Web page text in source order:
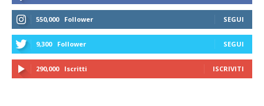
550,000 Follower SEGUI
9,300 Follower SEGUI
290,000 Iscritti ISCRIVITI